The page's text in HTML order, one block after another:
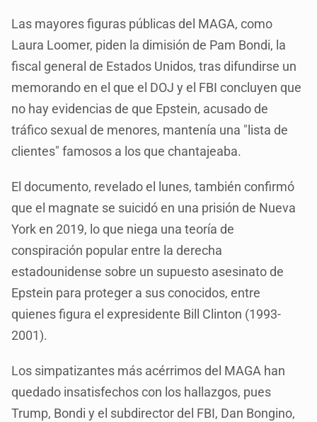
Las mayores figuras públicas del MAGA, como
Laura Loomer, piden la dimisión de Pam Bondi, la
fiscal general de Estados Unidos, tras difundirse un
memorando en el que el DOJ y el FBI concluyen que
no hay evidencias de que Epstein, acusado de
tráfico sexual de menores, mantenía una "lista de
clientes" famosos a los que chantajeaba.
El documento, revelado el lunes, también confirmó
que el magnate se suicidó en una prisión de Nueva
York en 2019, lo que niega una teoría de
conspiración popular entre la derecha
estadounidense sobre un supuesto asesinato de
Epstein para proteger a sus conocidos, entre
quienes figura el expresidente Bill Clinton (1993-
2001).
Los simpatizantes más acérrimos del MAGA han
quedado insatisfechos con los hallazgos, pues
Trump, Bondi y el subdirector del FBI, Dan Bongino,